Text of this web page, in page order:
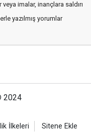
imalar, inançlara saldırı
yazılmış yorumlar
2024
İlkeleri Sitene Ekle